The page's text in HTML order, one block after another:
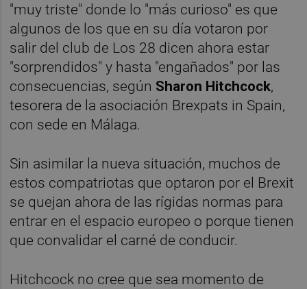
"muy triste" donde lo "más curioso" es que
algunos de los que en su día votaron por
salir del club de Los 28 dicen ahora estar
"sorprendidos" y hasta "engañados" por las
consecuencias, según Sharon Hitchcock,
tesorera de la asociación Brexpats in Spain,
con sede en Málaga.
Sin asimilar la nueva situación, muchos de
estos compatriotas que optaron por el Brexit
se quejan ahora de las rígidas normas para
entrar en el espacio europeo o porque tienen
que convalidar el carné de conducir.
Hitchcock no cree que sea momento de